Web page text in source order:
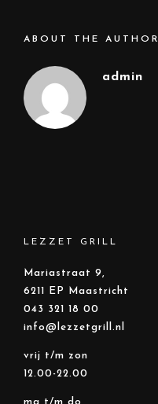
ABOUT THE AUTHOR
admin
LEZZET GRILL
Mariastraat 9,
6211 EP Maastricht
043 321 18 00
info@lezzetgrill.nl
vrij t/m zon
12.00-22.00
ma t/m do